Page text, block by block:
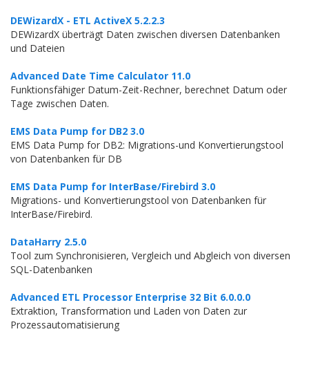
DEWizardX - ETL ActiveX 5.2.2.3
DEWizardX überträgt Daten zwischen diversen Datenbanken
und Dateien
Advanced Date Time Calculator 11.0
Funktionsfähiger Datum-Zeit-Rechner, berechnet Datum oder
Tage zwischen Daten.
EMS Data Pump for DB2 3.0
EMS Data Pump for DB2: Migrations-und Konvertierungstool
von Datenbanken für DB
EMS Data Pump for InterBase/Firebird 3.0
Migrations- und Konvertierungstool von Datenbanken für
InterBase/Firebird.
DataHarry 2.5.0
Tool zum Synchronisieren, Vergleich und Abgleich von diversen
SQL-Datenbanken
Advanced ETL Processor Enterprise 32 Bit 6.0.0.0
Extraktion, Transformation und Laden von Daten zur
Prozessautomatisierung